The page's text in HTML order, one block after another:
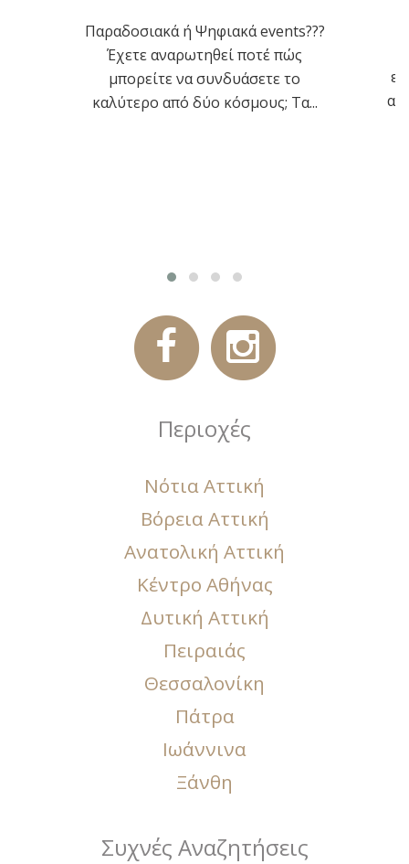
Παραδοσιακά ή Ψηφιακά events???
Έχετε αναρωτηθεί ποτέ πώς
μπορείτε να συνδυάσετε το
καλύτερο από δύο κόσμους; Τα...
Περιοχές
Νότια Αττική
Βόρεια Αττική
Ανατολική Αττική
Κέντρο Αθήνας
Δυτική Αττική
Πειραιάς
Θεσσαλονίκη
Πάτρα
Ιωάννινα
Ξάνθη
Συχνές Αναζητήσεις